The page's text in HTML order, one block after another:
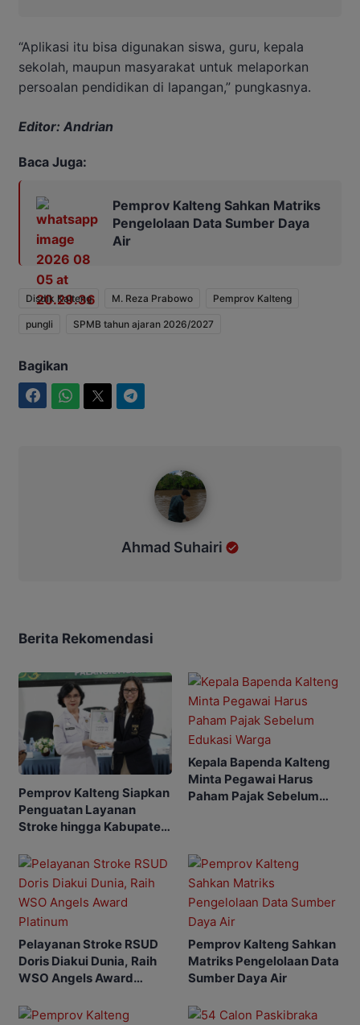
“Aplikasi itu bisa digunakan siswa, guru, kepala
sekolah, maupun masyarakat untuk melaporkan
persoalan pendidikan di lapangan,” pungkasnya.
Editor: Andrian
Baca Juga:
Pemprov Kalteng Sahkan Matriks
Pengelolaan Data Sumber Daya
Air
Disdik Kalteng M. Reza Prabowo Pemprov Kalteng
pungli SPMB tahun ajaran 2026/2027
Bagikan
Ahmad Suhairi
Berita Rekomendasi
Pemprov Kalteng Siapkan
Penguatan Layanan
Stroke hingga Kabupaten
Kepala Bapenda Kalteng
Minta Pegawai Harus
Paham Pajak Sebelum
Pelayanan Stroke RSUD
Doris Diakui Dunia, Raih
WSO Angels Award
Pemprov Kalteng Sahkan
Matriks Pengelolaan Data
Sumber Daya Air